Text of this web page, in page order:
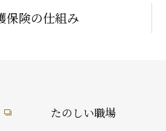
保険の仕組み
たのしい職場